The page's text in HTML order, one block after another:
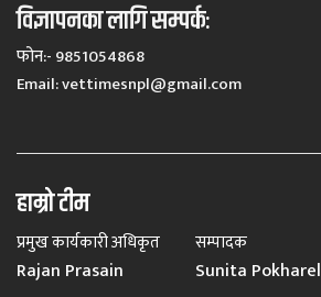
विज्ञापनका लागि सम्पर्कः
फोन:- 9851054868
Email:vettimesnpl@gmail.com
हाम्रो टीम
प्रमुख कार्यकारी अधिकृत
Rajan Prasain
सम्पादक
Sunita Pokharel